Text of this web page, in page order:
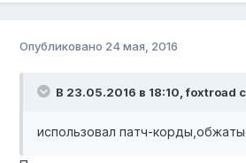
Опубликовано 24 мая, 2016
В 23.05.2016 в 18:10, foxtroad
использовал патч-